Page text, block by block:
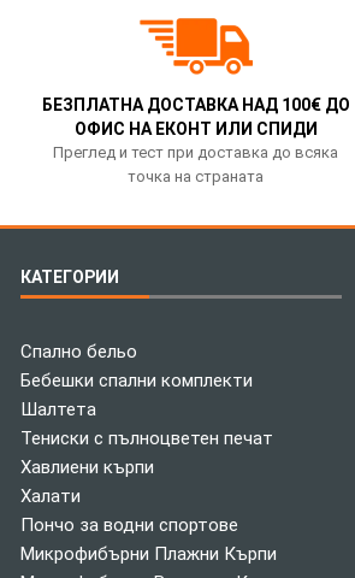
БЕЗПЛАТНА ДОСТАВКА НАД 100€ ДО
ОФИС НА ЕКОНТ ИЛИ СПИДИ
Преглед и тест при доставка до всяка
точка на страната
КАТЕГОРИИ
Спално бельо
Бебешки спални комплекти
Шалтета
Тениски с пълноцветен печат
Хавлиени кърпи
Халати
Пончо за водни спортове
Микрофибърни Плажни Кърпи